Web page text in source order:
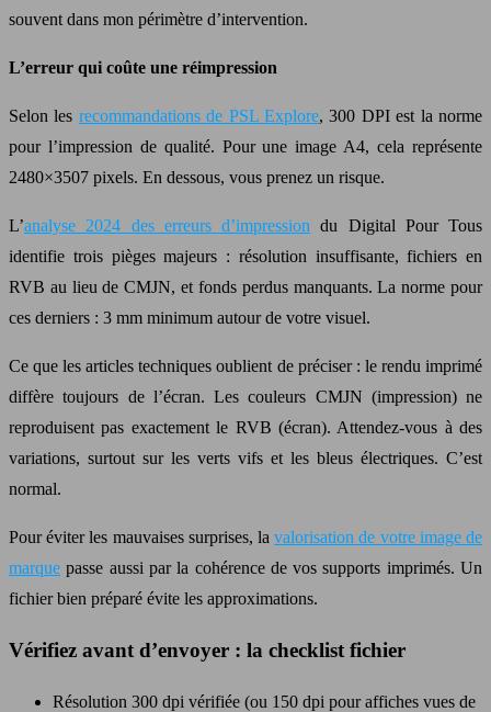
souvent dans mon périmètre d’intervention.
L’erreur qui coûte une réimpression
Selon les recommandations de PSL Explore, 300 DPI est la norme
pour l’impression de qualité. Pour une image A4, cela représente
2480×3507 pixels. En dessous, vous prenez un risque.
L’analyse 2024 des erreurs d’impression du Digital Pour Tous
identifie trois pièges majeurs : résolution insuffisante, fichiers en
RVB au lieu de CMJN, et fonds perdus manquants. La norme pour
ces derniers : 3 mm minimum autour de votre visuel.
Ce que les articles techniques oublient de préciser : le rendu imprimé
diffère toujours de l’écran. Les couleurs CMJN (impression) ne
reproduisent pas exactement le RVB (écran). Attendez-vous à des
variations, surtout sur les verts vifs et les bleus électriques. C’est
normal.
Pour éviter les mauvaises surprises, lavalorisation de votre image de
marque passe aussi par la cohérence de vos supports imprimés. Un
fichier bien préparé évite les approximations.
Vérifiez avant d’envoyer : la checklist fichier
Résolution 300 dpi vérifiée (ou 150 dpi pour affiches vues de